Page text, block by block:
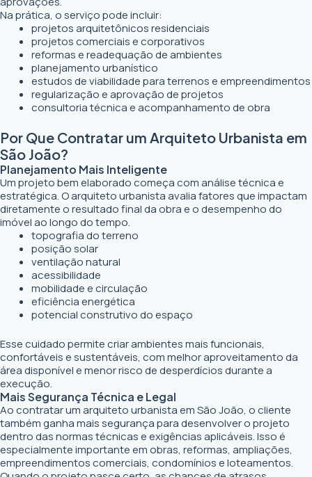
Na prática, o serviço pode incluir:
projetos arquitetônicos residenciais
projetos comerciais e corporativos
reformas e readequação de ambientes
planejamento urbanístico
estudos de viabilidade para terrenos e empreendimentos
regularização e aprovação de projetos
consultoria técnica e acompanhamento de obra
Por Que Contratar um Arquiteto Urbanista em
São João?
Planejamento Mais Inteligente
Um projeto bem elaborado começa com análise técnica e
estratégica. O arquiteto urbanista avalia fatores que impactam
diretamente o resultado final da obra e o desempenho do
imóvel ao longo do tempo.
topografia do terreno
posição solar
ventilação natural
acessibilidade
mobilidade e circulação
eficiência energética
potencial construtivo do espaço
Esse cuidado permite criar ambientes mais funcionais,
confortáveis e sustentáveis, com melhor aproveitamento da
área disponível e menor risco de desperdícios durante a
execução.
Mais Segurança Técnica e Legal
Ao contratar um arquiteto urbanista em São João, o cliente
também ganha mais segurança para desenvolver o projeto
dentro das normas técnicas e exigências aplicáveis. Isso é
especialmente importante em obras, reformas, ampliações,
empreendimentos comerciais, condomínios e loteamentos.